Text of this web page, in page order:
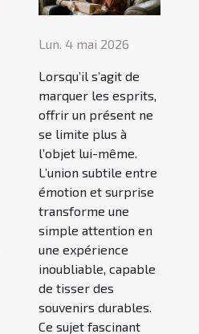
Lun. 4 mai 2026
Lorsqu’il s’agit de
marquer les esprits,
offrir un présent ne
se limite plus à
l’objet lui-même.
L’union subtile entre
émotion et surprise
transforme une
simple attention en
une expérience
inoubliable, capable
de tisser des
souvenirs durables.
Ce sujet fascinant